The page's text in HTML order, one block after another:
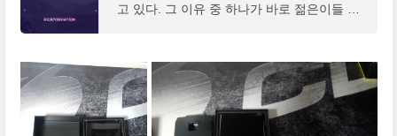
고 있다. 그 이유 중 하나가 바로 젊은이들 사
륙하면서 많